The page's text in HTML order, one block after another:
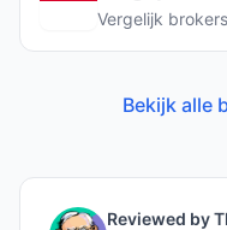
Vergelijk brokers
Bekijk alle
Reviewed by